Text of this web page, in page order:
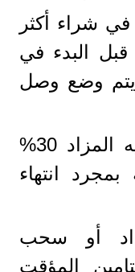
شراء أكثر
البدء في
ويتم وضع وصل
كما يسدد من يرسو عليه المزاد 30%
انتهاء
أو سحب
المؤقت